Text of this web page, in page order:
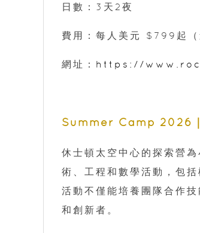
日數：3天2夜
費用：每人美元 $799起（
網址： https://
Summer Camp 2026
休士頓太空中心的探索營
術、工程和數學活動，包
活動不僅能培養團隊合作
和創新者。